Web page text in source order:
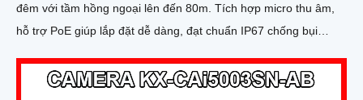
đêm với tầm hồng ngoại lên đến 80m. Tích hợp micro thu âm,
hỗ trợ PoE giúp lắp đặt dễ dàng, đạt chuẩn IP67 chống bụi